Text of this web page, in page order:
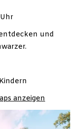
und
anzeigen